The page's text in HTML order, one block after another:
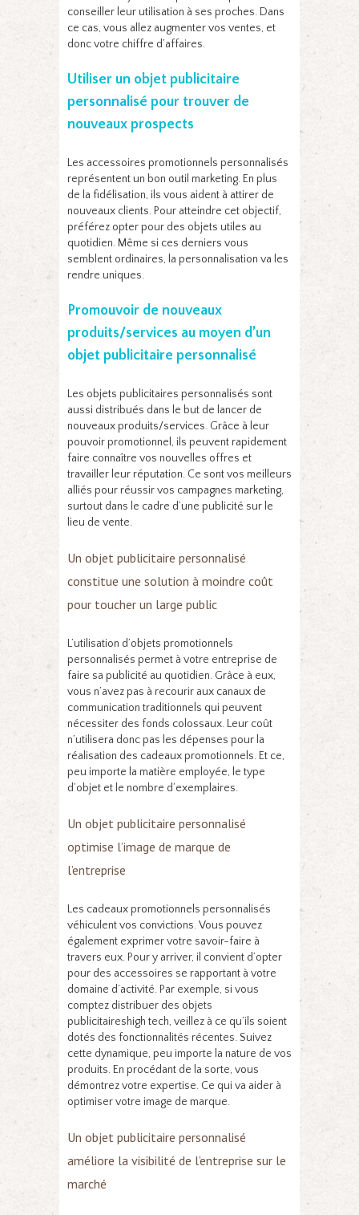
conseiller leur utilisation à ses proches. Dans
ce cas, vous allez augmenter vos ventes, et
donc votre chiffre d’affaires.
Utiliser un objet publicitaire
personnalisé pour trouver de
nouveaux prospects
Les accessoires promotionnels personnalisés
représentent un bon outil marketing. En plus
de la fidélisation, ils vous aident à attirer de
nouveaux clients. Pour atteindre cet objectif,
préférez opter pour des objets utiles au
quotidien. Même si ces derniers vous
semblent ordinaires, la personnalisation va les
rendre uniques.
Promouvoir de nouveaux
produits/services au moyen d’un
objet publicitaire personnalisé
Les objets publicitaires personnalisés sont
aussi distribués dans le but de lancer de
nouveaux produits/services. Grâce à leur
pouvoir promotionnel, ils peuvent rapidement
faire connaître vos nouvelles offres et
travailler leur réputation. Ce sont vos meilleurs
alliés pour réussir vos campagnes marketing,
surtout dans le cadre d’une publicité sur le
lieu de vente.
Un objet publicitaire personnalisé
constitue une solution à moindre coût
pour toucher un large public
L’utilisation d’objets promotionnels
personnalisés permet à votre entreprise de
faire sa publicité au quotidien. Grâce à eux,
vous n’avez pas à recourir aux canaux de
communication traditionnels qui peuvent
nécessiter des fonds colossaux. Leur coût
n’utilisera donc pas les dépenses pour la
réalisation des cadeaux promotionnels. Et ce,
peu importe la matière employée, le type
d’objet et le nombre d’exemplaires.
Un objet publicitaire personnalisé
optimise l’image de marque de
l’entreprise
Les cadeaux promotionnels personnalisés
véhiculent vos convictions. Vous pouvez
également exprimer votre savoir-faire à
travers eux. Pour y arriver, il convient d’opter
pour des accessoires se rapportant à votre
domaine d’activité. Par exemple, si vous
comptez distribuer des objets
publicitaireshigh tech, veillez à ce qu’ils soient
dotés des fonctionnalités récentes. Suivez
cette dynamique, peu importe la nature de vos
produits. En procédant de la sorte, vous
démontrez votre expertise. Ce qui va aider à
optimiser votre image de marque.
Un objet publicitaire personnalisé
améliore la visibilité de l’entreprise sur le
marché